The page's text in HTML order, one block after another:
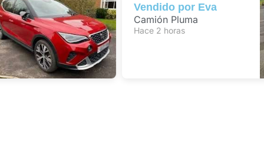
Vendido porEva
Camión Pluma
Hace 2 horas